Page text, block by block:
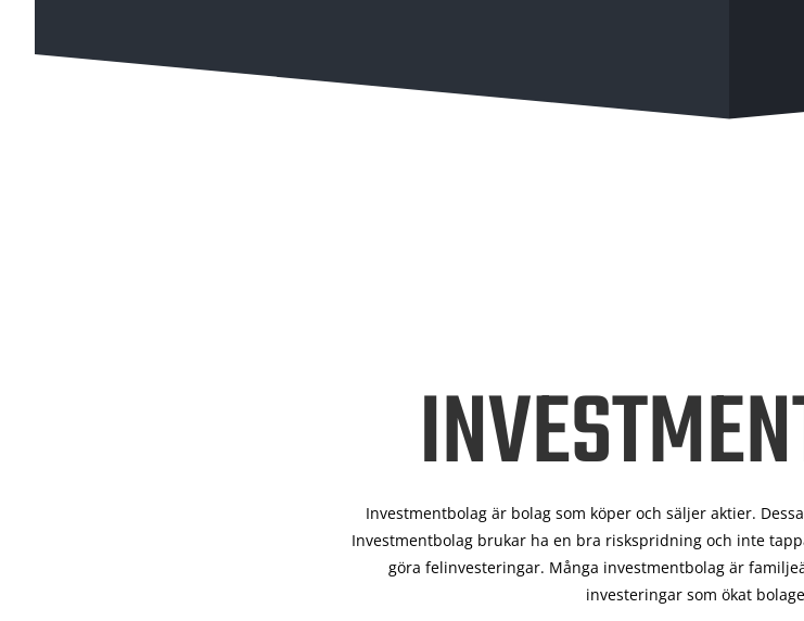
Investmentbolag är bolag som köper och säljer aktier.
Investmentbolag brukar ha en bra riskspridning och inte
göra felinvesteringar. Många investmentbolag är
investeringar som ökat